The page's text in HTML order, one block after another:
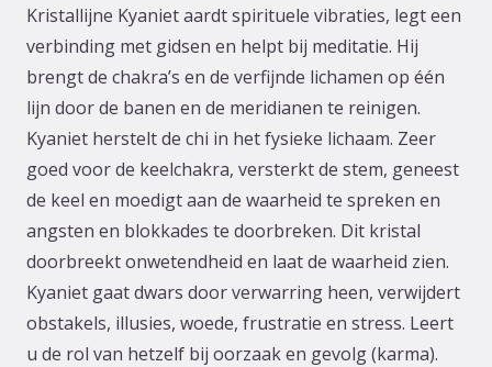
Kristallijne Kyaniet aardt spirituele vibraties, legt een
verbinding met gidsen en helpt bij meditatie. Hij
brengt de chakra’s en de verfijnde lichamen op één
lijn door de banen en de meridianen te reinigen.
Kyaniet herstelt de chi in het fysieke lichaam. Zeer
goed voor de keelchakra, versterkt de stem, geneest
de keel en moedigt aan de waarheid te spreken en
angsten en blokkades te doorbreken. Dit kristal
doorbreekt onwetendheid en laat de waarheid zien.
Kyaniet gaat dwars door verwarring heen, verwijdert
obstakels, illusies, woede, frustratie en stress. Leert
u de rol van hetzelf bij oorzaak en gevolg (karma).